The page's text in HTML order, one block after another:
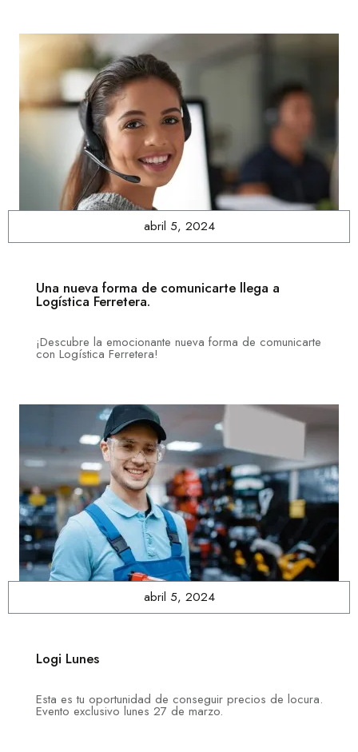
abril 5, 2024
Una nueva forma de comunicarte llega a
Logística Ferretera.
¡Descubre la emocionante nueva forma de comunicarte
con Logística Ferretera!
abril 5, 2024
Logi Lunes
Esta es tu oportunidad de conseguir precios de locura.
Evento exclusivo lunes 27 de marzo.